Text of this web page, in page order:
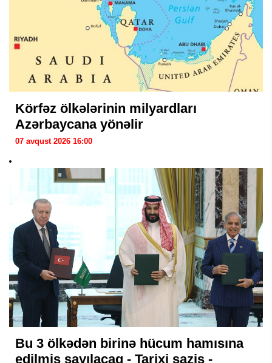
Körfəz ölkələrinin milyardları
Azərbaycana yönəlir
07 avqust 2026 16:00
Bu 3 ölkədən birinə hücum hamısına
edilmiş sayılacaq - Tarixi saziş -